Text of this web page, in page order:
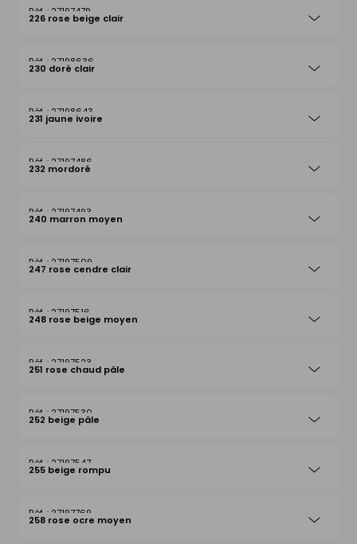
27197479
226 rose beige clair
27198636
230 doré clair
27198643
231 jaune ivoire
27197486
232 mordoré
27197493
240 marron moyen
27197509
247 rose cendre clair
27197516
248 rose beige moyen
27197523
251 rose chaud pâle
27197530
252 beige pâle
27197547
255 beige rompu
27197769
258 rose ocre moyen